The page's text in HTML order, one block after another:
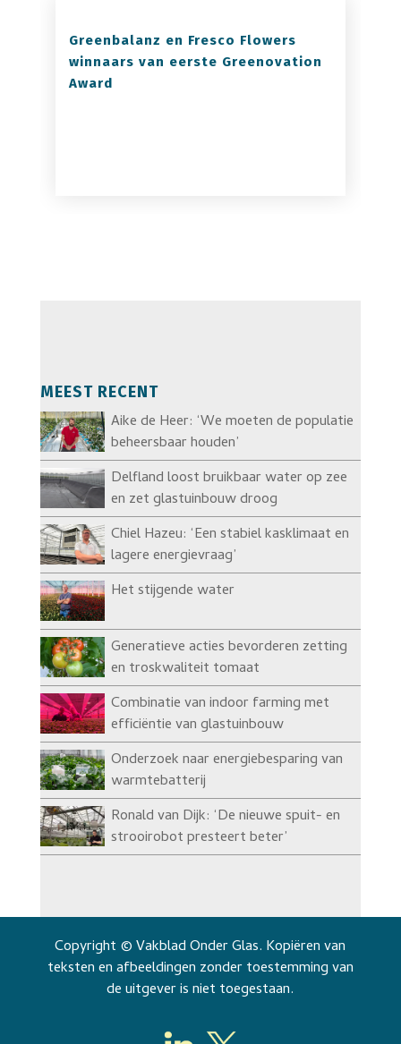
Greenbalanz en Fresco Flowers
winnaars van eerste Greenovation
Award
MEEST RECENT
Aike de Heer: ‘We moeten de populatie
beheersbaar houden’
Delfland loost bruikbaar water op zee
en zet glastuinbouw droog
Chiel Hazeu: ‘Een stabiel kasklimaat en
lagere energievraag’
Het stijgende water
Generatieve acties bevorderen zetting
en troskwaliteit tomaat
Combinatie van indoor farming met
efficiëntie van glastuinbouw
Onderzoek naar energiebesparing van
warmtebatterij
Ronald van Dijk: ‘De nieuwe spuit- en
strooirobot presteert beter’
Copyright © Vakblad Onder Glas. Kopiëren van
teksten en afbeeldingen zonder toestemming van
de uitgever is niet toegestaan.